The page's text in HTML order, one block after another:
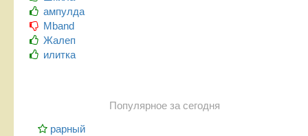
ампулда
Mband
Жалеп
илитка
Популярное за сегодня
рарный